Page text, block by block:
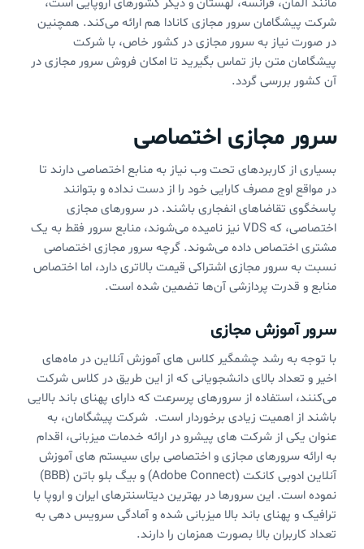
مانند آلمان، فرانسه، لهستان و دیگر کشورهای اروپایی است،
شرکت پیشگامان سرور مجازی کانادا هم ارائه می‌کند. همچنین
در صورت نیاز به سرور مجازی در کشور خاص، با شرکت
پیشگامان متن باز تماس بگیرید تا امکان فروش سرور مجازی در
آن کشور بررسی گردد.
سرور مجازی اختصاصی
بسیاری از کاربردهای تحت وب نیاز به منابع اختصاصی دارند تا
در مواقع اوج مصرف کارایی خود را از دست نداده و بتوانند
پاسخگوی تقاضاهای انفجاری باشند. در سرورهای مجازی
اختصاصی، که VDS نیز نامیده می‌شوند، منابع سرور فقط به یک
مشتری اختصاص داده می‌شوند. گرچه سرور مجازی اختصاصی
نسبت به سرور مجازی اشتراکی قیمت بالاتری دارد، اما اختصاص
منابع و قدرت پردازشی آن‌‌ها تضمین شده است.
سرور آموزش مجازی
با توجه به رشد چشمگیر کلاس های آموزش آنلاین در ماه‌های
اخیر و تعداد بالای دانشجویانی که از این طریق در کلاس شرکت
می‌کنند، استفاده از سرورهای پرسرعت که دارای پهنای باند بالایی
باشند از اهمیت زیادی برخوردار است. شرکت پیشگامان، به
عنوان یکی از شرکت های پیشرو در ارائه خدمات میزبانی،‌ اقدام
به ارائه سرورهای مجازی و اختصاصی برای سیستم های آموزش
آنلاین ادوبی کانکت (Adobe Connect) و بیگ بلو باتن (BBB)
نموده است. این سرورها در بهترین دیتاسنترهای ایران و اروپا با
ترافیک و پهنای باند بالا میزبانی شده و آمادگی سرویس دهی به
تعداد کاربران بالا بصورت همزمان را دارند.